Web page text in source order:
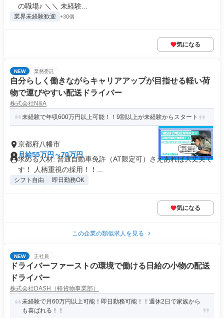
の職場♪ ＼＼ 未経験...
業界未経験歓迎 +30個
気になる
NEW 業務委託
自分らしく働きながらキャリアアップが目指せる軽い荷
物で運びやすい配送ドライバー
株式会社N&A
未経験で年収600万円以上可能！！9割以上が未経験からスタート
京都府八幡市
月給55万円～70万円
求める人材: 普通自動車免許（AT限定可）さえあれば大丈夫で
す！ 人柄重視の採用！！...
シフト自由 即日勤務OK
気になる
この企業の類似求人を見る
NEW 正社員
ドライバーファーストの環境で働ける日給の小物の配送
ドライバー
株式会社DASH（軽貨物事業部）
未経験で月60万円以上可能！即日勤務可能！！週休2日で家族から
も喜ばれる！！